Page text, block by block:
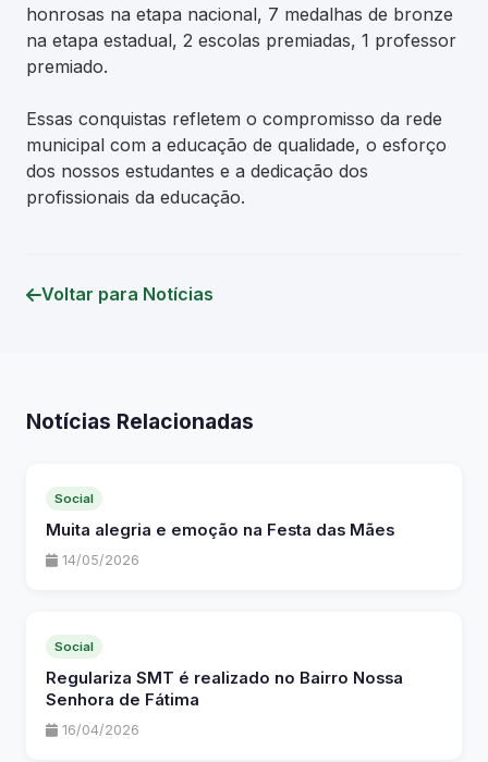
honrosas na etapa nacional, 7 medalhas de bronze
na etapa estadual, 2 escolas premiadas, 1 professor
premiado.
Essas conquistas refletem o compromisso da rede
municipal com a educação de qualidade, o esforço
dos nossos estudantes e a dedicação dos
profissionais da educação.
Voltar para Notícias
Notícias Relacionadas
Social
Muita alegria e emoção na Festa das Mães
14/05/2026
Social
Regulariza SMT é realizado no Bairro Nossa
Senhora de Fátima
16/04/2026